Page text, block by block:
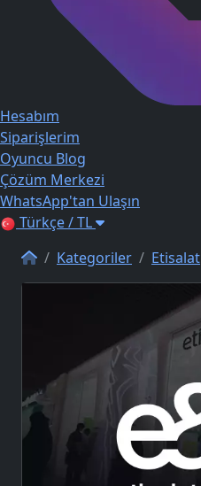
Hesabım
Siparişlerim
Oyuncu Blog
Çözüm Merkezi
WhatsApp'tan Ulaşın
Türkçe / TL
Kategoriler
Etisalat